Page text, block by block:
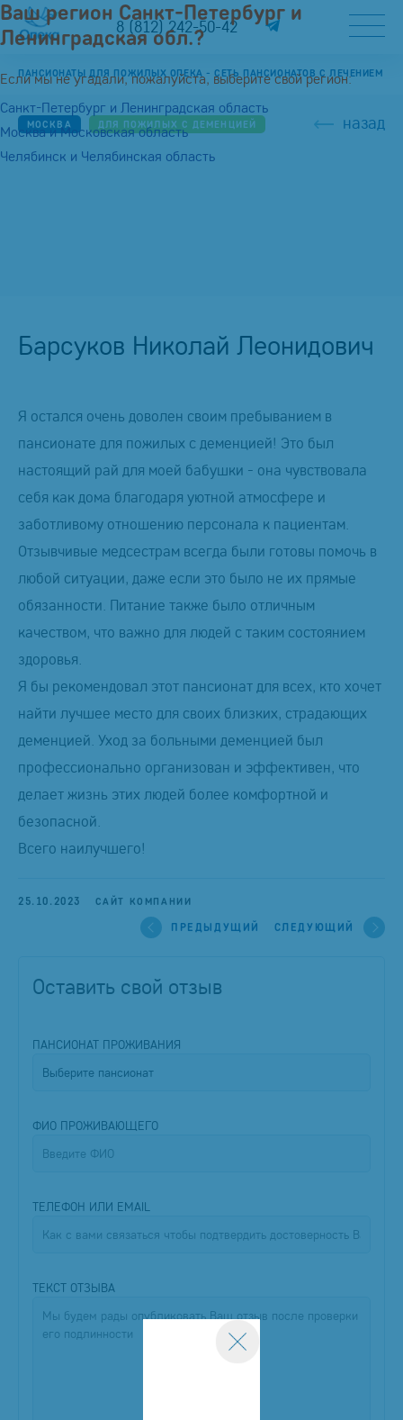
8 (812) 242-50-42
ПАНСИОНАТЫ ДЛЯ ПОЖИЛЫХ ОПЕКА - СЕТЬ ПАНСИОНАТОВ С ЛЕЧЕНИЕМ
МОСКВА ДЛЯ ПОЖИЛЫХ С ДЕМЕНЦИЕЙ назад
Барсуков Николай Леонидович
Я остался очень доволен своим пребыванием в
пансионате для пожилых с деменцией! Это был
настоящий рай для моей бабушки - она чувствовала
себя как дома благодаря уютной атмосфере и
заботливому отношению персонала к пациентам.
Отзывчивые медсестрам всегда были готовы помочь в
любой ситуации, даже если это было не их прямые
обязанности. Питание также было отличным
качеством, что важно для людей с таким состоянием
здоровья.
Я бы рекомендовал этот пансионат для всех, кто хочет
найти лучшее место для своих близких, страдающих
деменцией. Уход за больными деменцией был
профессионально организован и эффективен, что
делает жизнь этих людей более комфортной и
безопасной.
Всего наилучшего!
25.10.2023 САЙТ КОМПАНИИ
ПРЕДЫДУЩИЙ СЛЕДУЮЩИЙ
Оставить свой отзыв
ПАНСИОНАТ ПРОЖИВАНИЯ
ФИО ПРОЖИВАЮЩЕГО
ТЕЛЕФОН ИЛИ EMAIL
ТЕКСТ ОТЗЫВА
Ваш регион Санкт-Петербург и
Ленинградская обл.?
Если мы не угадали, пожалуйста, выберите свой регион:
Санкт-Петербург и Ленинградская область
Москва и Московская область
Челябинск и Челябинская область